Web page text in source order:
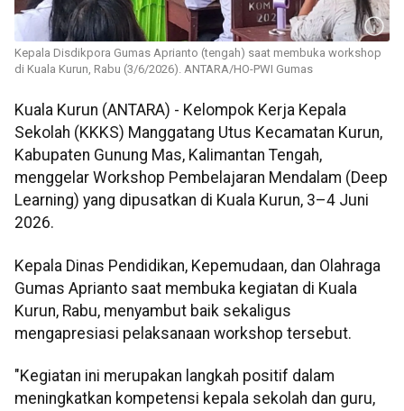
Kepala Disdikpora Gumas Aprianto (tengah) saat membuka workshop
di Kuala Kurun, Rabu (3/6/2026). ANTARA/HO-PWI Gumas
Kuala Kurun (ANTARA) - Kelompok Kerja Kepala
Sekolah (KKKS) Manggatang Utus Kecamatan Kurun,
Kabupaten Gunung Mas, Kalimantan Tengah,
menggelar Workshop Pembelajaran Mendalam (Deep
Learning) yang dipusatkan di Kuala Kurun, 3–4 Juni
2026.
Kepala Dinas Pendidikan, Kepemudaan, dan Olahraga
Gumas Aprianto saat membuka kegiatan di Kuala
Kurun, Rabu, menyambut baik sekaligus
mengapresiasi pelaksanaan workshop tersebut.
"Kegiatan ini merupakan langkah positif dalam
meningkatkan kompetensi kepala sekolah dan guru,